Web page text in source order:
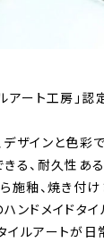
アート工房」
ザインと色彩
る、耐久性あ
ら施釉、焼き付
ンドメイドタイ
イルアートが日